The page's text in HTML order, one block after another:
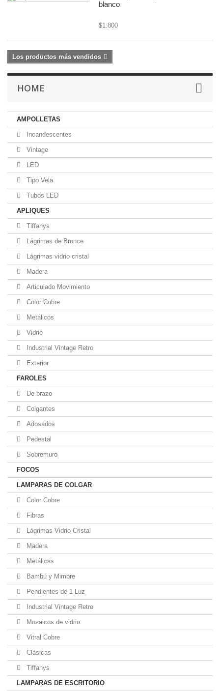
blanco
$1.800
Los productos más vendidos
HOME
AMPOLLETAS
Incandescentes
Vintage
LED
Tipo Vela
Tubos LED
APLIQUES
Tiffanys
Lágrimas de Bronce
Lágrimas vidrio cristal
Madera
Articulado Movimiento
Color Cobre
Metálicos
Vidrio
Industrial Vintage Retro
Exterior
FAROLES
De brazo
Colgantes
Adosados
Pedestal
Sobremuro
FOCOS
LAMPARAS DE COLGAR
Color Cobre
Fibras
Lágrimas Vidrio Cristal
Madera
Metálicas
Bambú y Mimbre
Pendientes de 1 Luz
Industrial Vintage Retro
Mosaicos de vidrio
Vitral Cobre
Clásicas
Tiffanys
LAMPARAS DE ESCRITORIO